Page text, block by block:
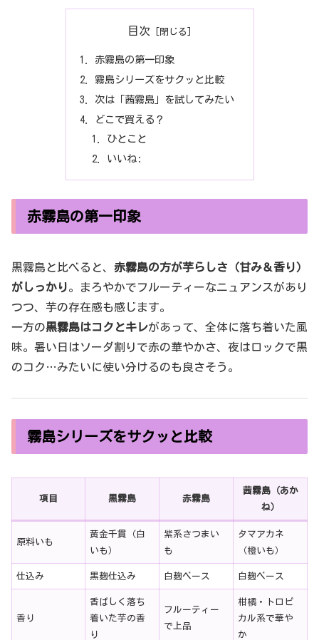
目次
赤霧島の第一印象
霧島シリーズをサクッと比較
次は「茜霧島」を試してみたい
どこで買える？
ひとこと
いいね:
赤霧島の第一印象
黒霧島と比べると、 赤霧島の方が芋らしさ（甘み＆香り）
がしっかり。まろやかでフルーティーなニュアンスがあり
つつ、芋の存在感も感じます。
一方の黒霧島はコクとキレがあって、全体に落ち着いた風
味。暑い日はソーダ割りで赤の華やかさ、夜はロックで黒
のコク…みたいに使い分けるのも良さそう。
霧島シリーズをサクッと比較
項目 黒霧島 赤霧島
茜霧島（あか
ね）
原料いも
黄金千貫（白
いも）
紫系さつまい
も
タマアカネ
（橙いも）
仕込み 黒麹仕込み 白麹ベース 白麹ベース
香り
香ばしく落ち
着いた芋の香
り
フルーティー
で上品
柑橘・トロピ
カル系で華や
か